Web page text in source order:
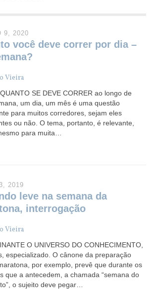
9, 2020
você deve correr por dia –
Vieira
SE DEVE CORRER ao longo de
um dia, um mês é uma questão
para muitos corredores, sejam eles
ou não. O tema, portanto, é relevante,
para muita…
2019
leve na semana da
interrogação
Vieira
O UNIVERSO DO CONHECIMENTO,
especializado. O cânone da preparação
por exemplo, prevê que durante os
que a antecedem, a chamada “semana do
o sujeito deve pegar…